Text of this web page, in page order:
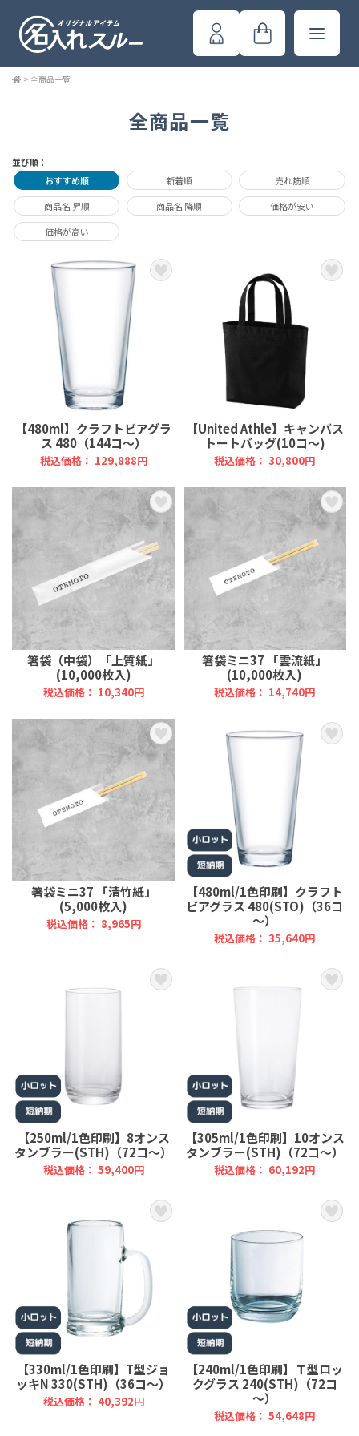
> 全商品一覧
全商品一覧
並び順：
おすすめ順
新着順 売れ筋順
商品名 昇順 商品名 降順 価格が安い
価格が高い
【480ml】クラフトビアグラ
ス 480（144コ～）
税込価格： 129,888円
【United Athle】キャンバス
トートバッグ(10コ～)
税込価格： 30,800円
箸袋（中袋）「上質紙」
(10,000枚入)
税込価格： 10,340円
箸袋ミニ37 「雲流紙」
(10,000枚入)
税込価格： 14,740円
箸袋ミニ37 「清竹紙」
(5,000枚入)
税込価格： 8,965円
【480ml/1色印刷】クラフト
ビアグラス 480(STO)（36コ
～）
税込価格： 35,640円
【250ml/1色印刷】8オンス
タンブラー(STH)（72コ～）
税込価格： 59,400円
【305ml/1色印刷】10オンス
タンブラー(STH)（72コ～）
税込価格： 60,192円
【330ml/1色印刷】T型ジョ
ッキN 330(STH)（36コ～）
税込価格： 40,392円
【240ml/1色印刷】Ｔ型ロッ
クグラス 240(STH)（72コ
～）
税込価格： 54,648円